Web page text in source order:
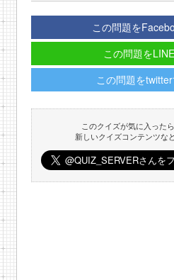
この問題を
この問題を
この問題をtwitter
このクイズが気に入った
新しいクイズコンテンツな